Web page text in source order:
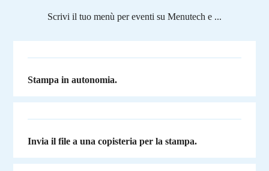
Scrivi il tuo menù per eventi su Menutech e ...
Stampa in autonomia.
Invia il file a una copisteria per la stampa.